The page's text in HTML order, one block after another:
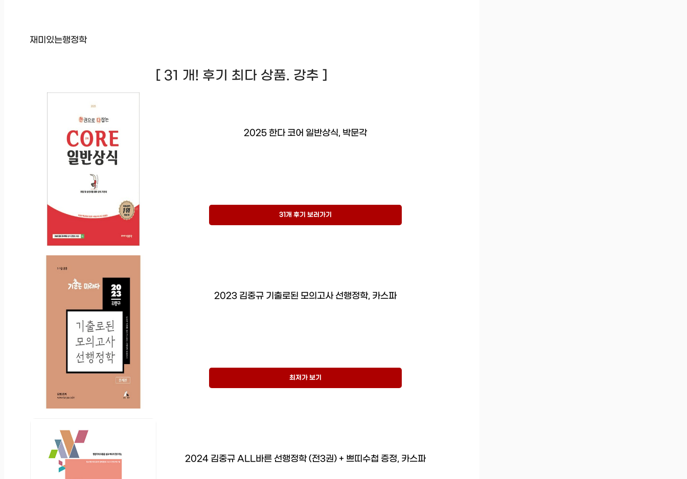
재미있는행정학
[ 31 개! 후기 최다 상품. 강추 ]
2025 한다 코어 일반상식, 박문각
31개 후기 보러가기
2023 김중규 기출로된 모의고사 선행정학, 카스파
최저가 보기
2024 김중규 ALL바른 선행정학 (전3권) + 쁘띠수첩 증정, 카스파